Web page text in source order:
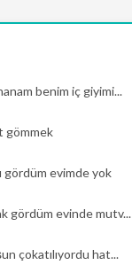
benim iç giyimi...
gömmek
gördüm evimde yok
gördüm evinde mutv...
çokatılıyordu hat...